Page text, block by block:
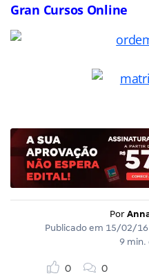
Gran Cursos Online
Por
Publicado em 15/02/16
9 min.
0 0